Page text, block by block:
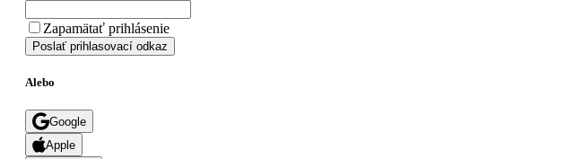
Zapamätať prihlásenie
Poslať prihlasovací odkaz
Alebo
Google
Apple